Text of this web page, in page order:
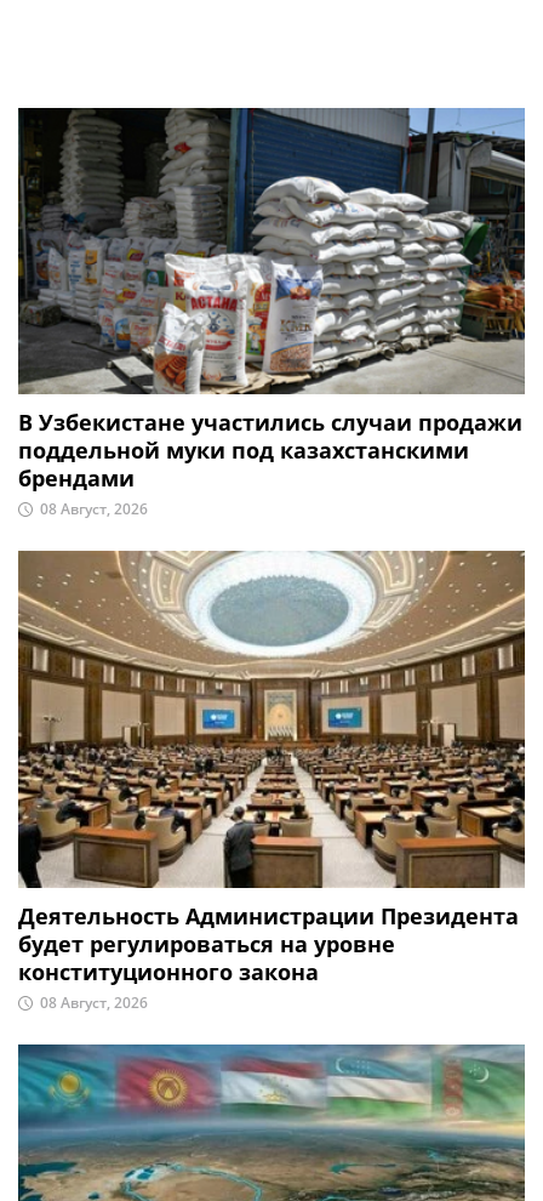
В Узбекистане участились случаи продажи
поддельной муки под казахстанскими
брендами
08 Август, 2026
Деятельность Администрации Президента
будет регулироваться на уровне
конституционного закона
08 Август, 2026